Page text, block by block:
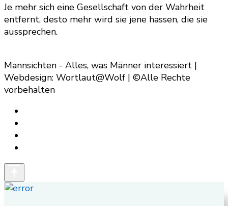
Je mehr sich eine Gesellschaft von der Wahrheit
entfernt, desto mehr wird sie jene hassen, die sie
aussprechen.
Mannsichten - Alles, was Männer interessiert |
Webdesign: Wortlaut@Wolf | ©Alle Rechte
vorbehalten